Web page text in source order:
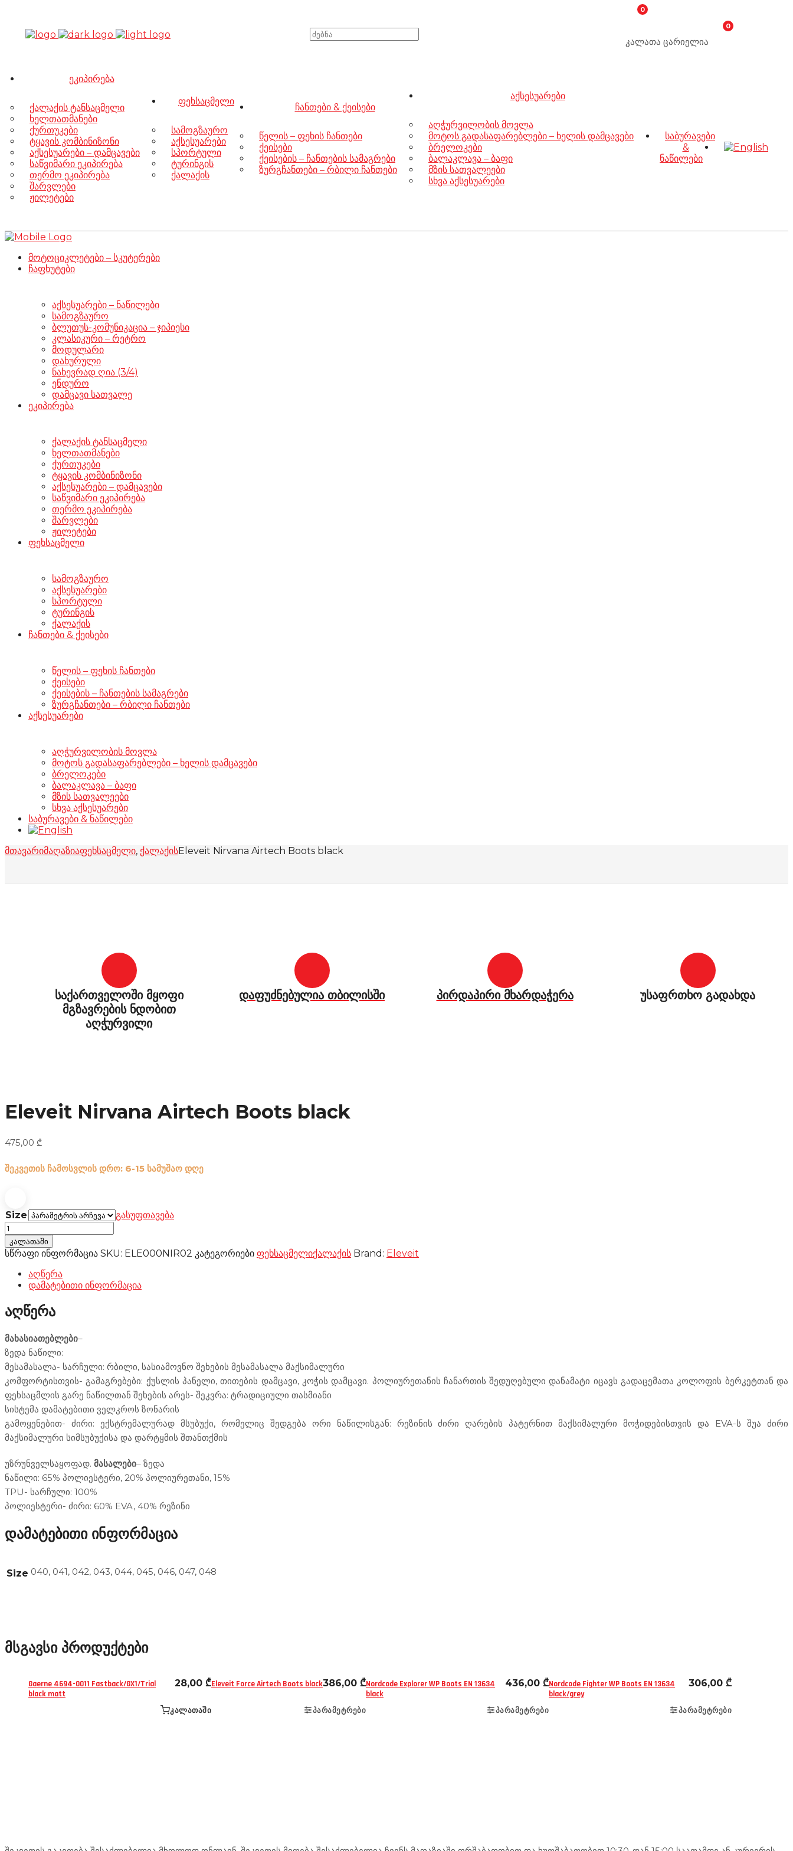
0
კალათა ცარიელია
0
ეკიპირება
ქალაქის ტანსაცმელი
ხელთათმანები
ქურთუკები
ტყავის კომბინიზონი
აქსესუარები – დამცავები
საწვიმარი ეკიპირება
თერმო ეკიპირება
შარვლები
ჟილეტები
ფეხსაცმელი
სამოგზაურო
აქსესუარები
სპორტული
ტურინგის
ქალაქის
ჩანთები & ქეისები
წელის – ფეხის ჩანთები
ქეისები
ქეისების – ჩანთების სამაგრები
ზურგჩანთები – რბილი ჩანთები
აქსესუარები
აღჭურვილობის მოვლა
მოტოს გადასაფარებლები – ხელის დამცავები
ბრელოკები
ბალაკლავა – ბაფი
მზის სათვალეები
სხვა აქსესუარები
საბურავები
&
ნაწილები
მოტოციკლეტები – სკუტერები
ჩაფხუტები
აქსესუარები – ნაწილები
სამოგზაურო
ბლუთუს-კომუნიკაცია – ჯიპიესი
კლასიკური – რეტრო
მოდულარი
დახურული
ნახევრად ღია (3/4)
ენდურო
დამცავი სათვალე
ეკიპირება
ქალაქის ტანსაცმელი
ხელთათმანები
ქურთუკები
ტყავის კომბინიზონი
აქსესუარები – დამცავები
საწვიმარი ეკიპირება
თერმო ეკიპირება
შარვლები
ჟილეტები
ფეხსაცმელი
სამოგზაურო
აქსესუარები
სპორტული
ტურინგის
ქალაქის
ჩანთები & ქეისები
წელის – ფეხის ჩანთები
ქეისები
ქეისების – ჩანთების სამაგრები
ზურგჩანთები – რბილი ჩანთები
აქსესუარები
აღჭურვილობის მოვლა
მოტოს გადასაფარებლები – ხელის დამცავები
ბრელოკები
ბალაკლავა – ბაფი
მზის სათვალეები
სხვა აქსესუარები
საბურავები & ნაწილები
მთავარიმაღაზიაფეხსაცმელი, ქალაქისEleveit Nirvana Airtech Boots black
საქართველოში მყოფი
მგზავრების ნდობით
აღჭურვილი
დაფუძნებულია თბილისში პირდაპირი მხარდაჭერა უსაფრთხო გადახდა
Eleveit Nirvana Airtech Boots black
475,00 ₾
შეკვეთის ჩამოსვლის დრო: 6-15 სამუშაო დღე
Size
გასუფთავება
Eleveit
Nirvana
Airtech
Boots
black
რაოდენობა
კალათაში
სწრაფი ინფორმაცია SKU: ELE000NIR02 კატეგორიები ფეხსაცმელიქალაქის Brand: Eleveit
აღწერა
დამატებითი ინფორმაცია
აღწერა
მახასიათებლები–
ზედა ნაწილი:
მესამასალა- სარჩული: რბილი, სასიამოვნო შეხების მესამასალა მაქსიმალური
კომფორტისთვის- გამაგრებები: ქუსლის პანელი, თითების დამცავი, კოჭის დამცავი. პოლიურეთანის ჩანართის შედუღებული დანამატი იცავს გადაცემათა კოლოფის ბერკეტთან და
ფეხსაცმლის გარე ნაწილთან შეხების არეს- შეკვრა: ტრადიციული თასმიანი
სისტემა დამატებითი ველკროს ზონარის
გამოყენებით- ძირი: ექსტრემალურად მსუბუქი, რომელიც შედგება ორი ნაწილისგან: რეზინის ძირი ღარების პატერნით მაქსიმალური მოჭიდებისთვის და EVA-ს შუა ძირი
მაქსიმალური სიმსუბუქისა და დარტყმის შთანთქმის
უზრუნველსაყოფად. მასალები– ზედა
ნაწილი: 65% პოლიესტერი, 20% პოლიურეთანი, 15%
TPU- სარჩული: 100%
პოლიესტერი- ძირი: 60% EVA, 40% რეზინი
დამატებითი ინფორმაცია
Size 040, 041, 042, 043, 044, 045, 046, 047, 048
მსგავსი პროდუქტები
ფეხსაცმლის აქსესუარები
Gaerne 4694-0011 Fastback/GX1/Trial
black matt
28,00 ₾
ᲙᲐᲚᲐᲗᲐᲨᲘ
Eleveit Force Airtech Boots black386,00 ₾
ᲞᲐᲠᲐᲛᲔᲢᲠᲔᲑᲘ
Nordcode Explorer WP Boots EN 13634
black
436,00 ₾
ᲞᲐᲠᲐᲛᲔᲢᲠᲔᲑᲘ
Nordcode Fighter WP Boots EN 13634
black/grey
306,00 ₾
ᲞᲐᲠᲐᲛᲔᲢᲠᲔᲑᲘ